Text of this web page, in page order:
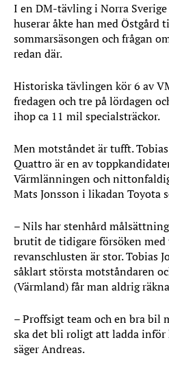
I en DM-tävling i Norra
huserar åkte han med Östgård
sommarsäsongen och frågan
redan där.
Historiska tävlingen kör 6 av
fredagen och tre på lördagen
ihop ca 11 mil specialsträckor.
Men motståndet är tufft.
Quattro är en av
Värmlänningen och
Mats Jonsson i likadan Toyota
– Nils har stenhård
brutit de tidigare försöken med
revanschlusten är stor. Tobias
såklart största motståndaren
(Värmland) får man aldrig
– Proffsigt team och en bra bil
ska det bli roligt att ladda
säger Andreas.